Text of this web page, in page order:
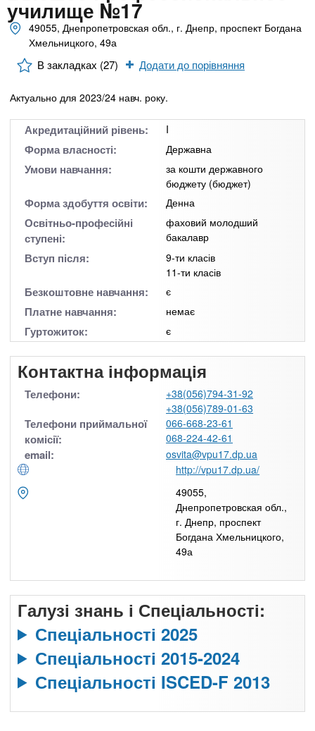
n
t
s
.
n
o
и
х
Онлайн курси
За кордоном
училище №17
49055, Днепропетровская обл., г. Днепр, проспект Богдана
Хмельницкого, 49а
В закладках (27) Додати до порівняння
Актуально для 2023/24 навч. року.
Акредитаційний рівень: I
Форма власності: Державна
Умови навчання:
за кошти державного
бюджету (бюджет)
Форма здобуття освіти: Денна
Освітньо-професійні
ступені:
фаховий молодший
бакалавр
Вступ після:
9-ти класів
11-ти класів
Безкоштовне навчання: є
Платне навчання: немає
Гуртожиток: є
Контактна інформація
Телефони:
+38(056)794-31-92
+38(056)789-01-63
Телефони приймальної
комісії:
066-668-23-61
068-224-42-61
email:
osvita@vpu17.dp.ua
http://vpu17.dp.ua/
49055,
Днепропетровская обл.,
г. Днепр, проспект
Богдана Хмельницкого,
49а
Галузі знань і Спеціальності:
Спеціальності 2025
Спеціальності 2015-2024
Спеціальності ISCED-F 2013